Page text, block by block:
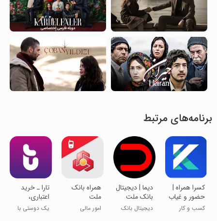
برنامه‌های مرتبط
‏‏کسرا همراه |
حضور و غیاب
سازمانی
کسب و کار
‏‏‏‏‏دیما | دیجیتال
بانک ملت
ایران
دیجیتال بانک
همراه بانک
ملت
امور مالی
‏‏‏تارا ـ خرید
اعتباری،
پرداخت
قسطی
یک دوستی با